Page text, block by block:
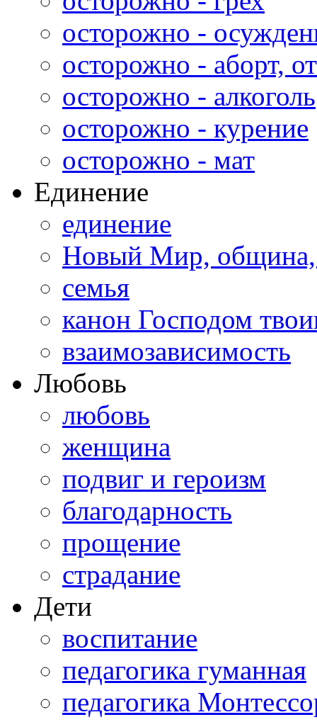
осторожно -
осторожно - аборт,
осторожно - алкоголь
осторожно - курение
осторожно - мат
Единение
единение
Новый Мир,
семья
канон Господом
взаимозависимость
Любовь
любовь
женщина
подвиг и героизм
благодарность
прощение
страдание
Дети
воспитание
педагогика гуманная
педагогика